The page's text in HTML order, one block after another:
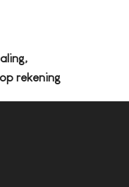
rekening